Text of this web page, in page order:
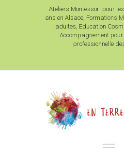
Ateliers Montessori pour
ans en Alsace, Formations
adultes, Education
Accompagnement
professionnelle